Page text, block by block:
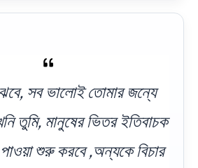
সব ভালোই তোমার জন্যে
তুমি, মানুষের ভিতর ইতিবাচক
পাওয়া শুরু করবে ,অন্যকে বিচার